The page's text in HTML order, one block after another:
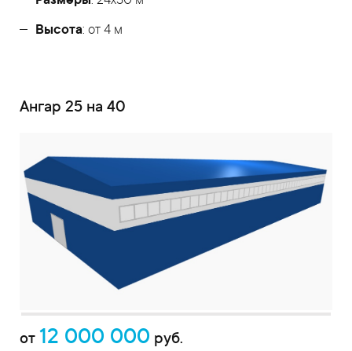
Высота: от 4 м
Ангар 25 на 40
от 12 000 000 руб.